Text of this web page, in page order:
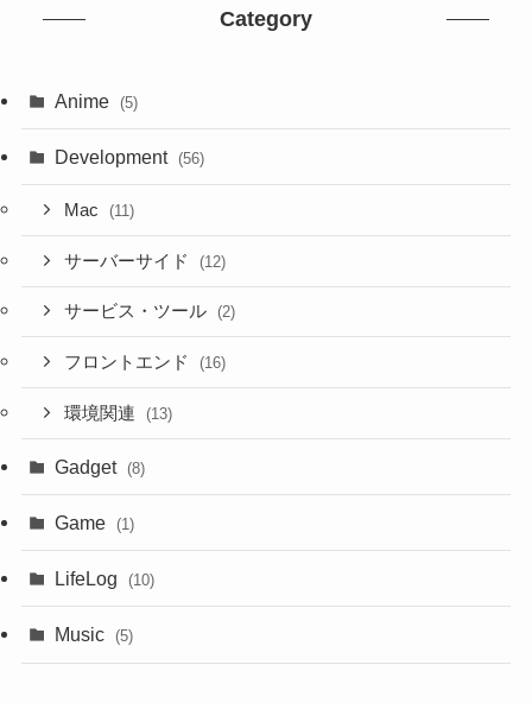
Category
Anime (5)
Development (56)
Mac (11)
サーバーサイド (12)
サービス・ツール (2)
フロントエンド (16)
環境関連 (13)
Gadget (8)
Game (1)
LifeLog (10)
Music (5)